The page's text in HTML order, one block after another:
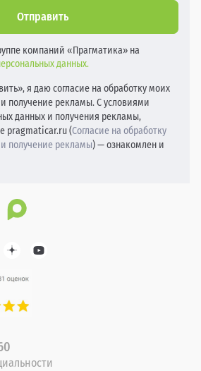
Отправить
компаний «Прагматика» на
данных.
я даю согласие на обработку моих
получение рекламы. С условиями
данных и получения рекламы,
pragmaticar.ru (Согласие на обработку
получение рекламы) — ознакомлен и